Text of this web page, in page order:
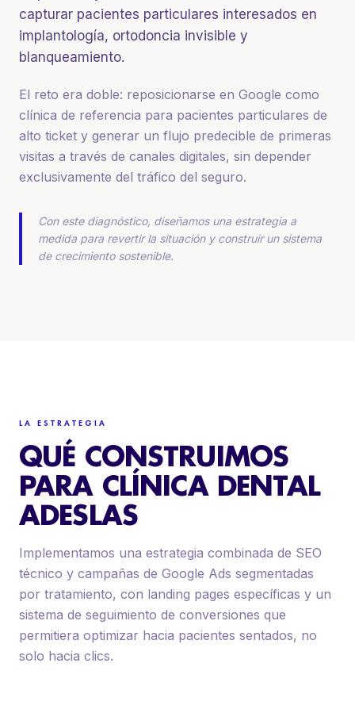
capturar pacientes particulares interesados en
implantología, ortodoncia invisible y
blanqueamiento.
El reto era doble: reposicionarse en Google como
clínica de referencia para pacientes particulares de
alto ticket y generar un flujo predecible de primeras
visitas a través de canales digitales, sin depender
exclusivamente del tráfico del seguro.
Con este diagnóstico, diseñamos una estrategia a
medida para revertir la situación y construir un sistema
de crecimiento sostenible.
LA ESTRATEGIA
QUÉ CONSTRUIMOS
PARA CLÍNICA DENTAL
ADESLAS
Implementamos una estrategia combinada de SEO
técnico y campañas de Google Ads segmentadas
por tratamiento, con landing pages específicas y un
sistema de seguimiento de conversiones que
permitiera optimizar hacia pacientes sentados, no
solo hacia clics.